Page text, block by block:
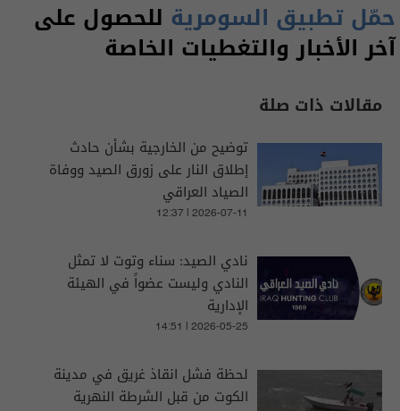
حمّل تطبيق السومرية للحصول على
آخر الأخبار والتغطيات الخاصة
مقالات ذات صلة
توضيح من الخارجية بشأن حادث
إطلاق النار على زورق الصيد ووفاة
الصياد العراقي
12:37 | 2026-07-11
نادي الصيد: سناء وتوت لا تمثل
النادي وليست عضواً في الهيئة
الإدارية
14:51 | 2026-05-25
‏لحظة فشل انقاذ غريق في مدينة
الكوت من قبل الشرطة النهرية